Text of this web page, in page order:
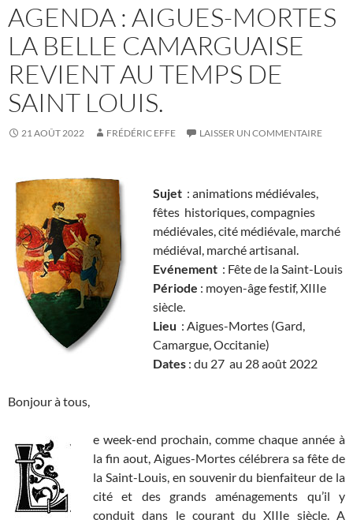
AGENDA : AIGUES-MORTES
LA BELLE CAMARGUAISE
REVIENT AU TEMPS DE
SAINT LOUIS.
21 AOÛT 2022 FRÉDÉRIC EFFE LAISSER UN COMMENTAIRE
Sujet : animations médiévales,
fêtes historiques, compagnies
médiévales, cité médiévale, marché
médiéval, marché artisanal.
Evénement : Fête de la Saint-Louis
Période : moyen-âge festif, XIIIe
siècle.
Lieu : Aigues-Mortes (Gard,
Camargue, Occitanie)
Dates : du 27 au 28 août 2022
Bonjour à tous,
e week-end prochain, comme chaque année à
la fin aout, Aigues-Mortes célébrera sa fête de
la Saint-Louis, en souvenir du bienfaiteur de la
cité et des grands aménagements qu’il y
conduit dans le courant du XIIIe siècle. A